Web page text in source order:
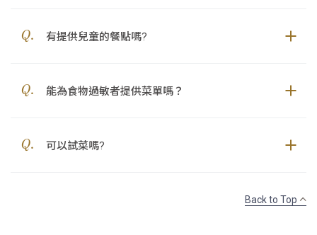
有提供兒童的餐點嗎?
能為食物過敏者提供菜單嗎？
可以試菜嗎?
Back to Top